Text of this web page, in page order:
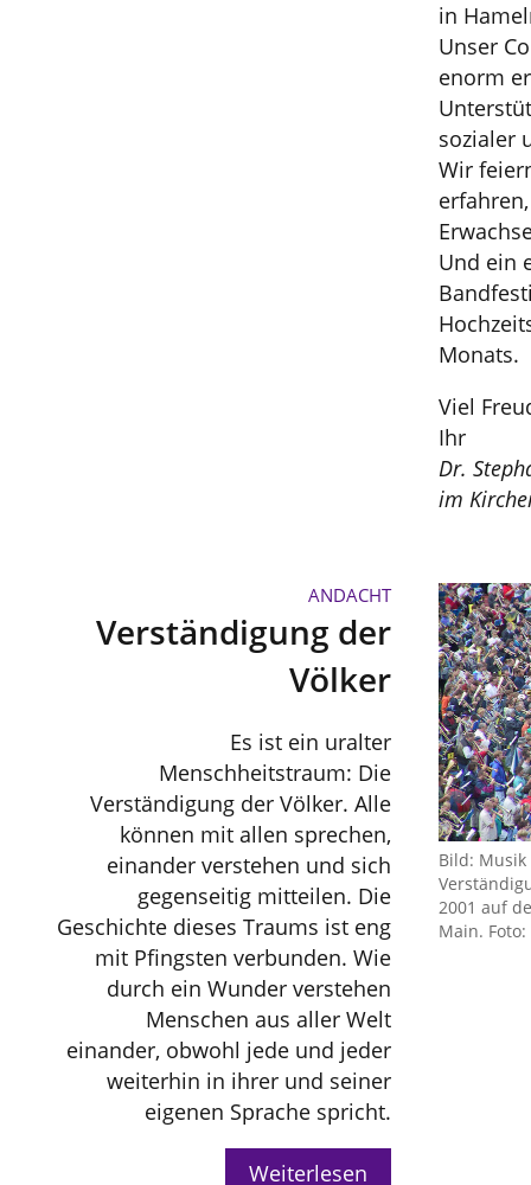
in
Unser
enorm
sozialer
Wir
Und ein
Monats.
Viel
Ihr
Dr.
im
ANDACHT
Verständigung der
Völker
Es ist ein uralter
Menschheitstraum: Die
Verständigung der Völker. Alle
können mit allen sprechen,
einander verstehen und sich
gegenseitig mitteilen. Die
Geschichte dieses Traums ist eng
mit Pfingsten verbunden. Wie
durch ein Wunder verstehen
Menschen aus aller Welt
einander, obwohl jede und jeder
weiterhin in ihrer und seiner
eigenen Sprache spricht.
Weiterlesen
Bild:
2001 auf
Main.